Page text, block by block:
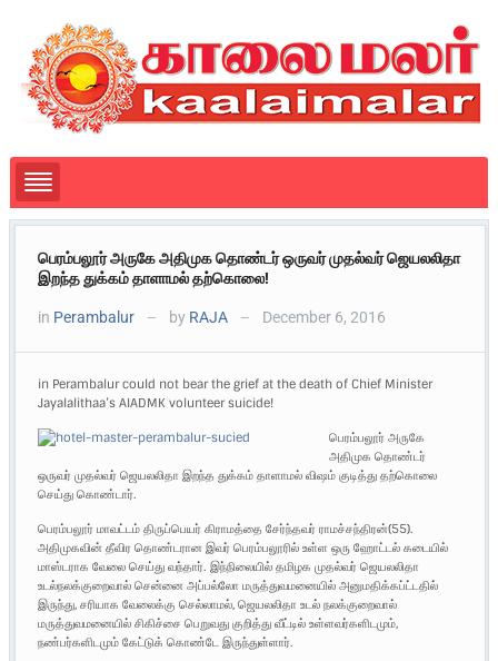
பெரம்பலூர் அருகே அதிமுக தொண்டர் ஒருவர் முதல்வர் ஜெயலலிதா
இறந்த துக்கம் தாளாமல் தற்கொலை!
in Perambalur — by RAJA — December 6, 2016
in Perambalur could not bear the grief at the death of Chief Minister
Jayalalithaa’s AIADMK volunteer suicide!
பெரம்பலூர் அருகே
அதிமுக தொண்டர்
ஒருவர் முதல்வர் ஜெயலலிதா இறந்த துக்கம் தாளாமல் விஷம் குடித்து தற்கொலை
செய்து கொண்டார்.
பெரம்பலூர் மாவட்டம் திருப்பெயர் கிராமத்தை சேர்ந்தவர் ராமச்சந்திரன்(55).
அதிமுகவின் தீவிர தொண்டரான இவர் பெரம்பலூரில் உள்ள ஒரு ஹோட்டல் கடையில்
மாஸ்டராக வேலை செய்து வந்தார். இந்நிலையில் தமிழக முதல்வர் ஜெயலலிதா
உடல்நலக்குறைவால் சென்னை அப்பல்லோ மருத்துவமனையில் அனுமதிக்கப்ட்டதில்
இருந்து, சரியாக வேலைக்கு செல்லாமல், ஜெயலலிதா உடல் நலக்குறைவால்
மருத்துவமனையில் சிகிச்சை பெறுவது குறித்து வீட்டில் உள்ளவர்களிடமும்,
நண்பர்களிடமும் கேட்டுக் கொண்டே இருந்துள்ளார்.